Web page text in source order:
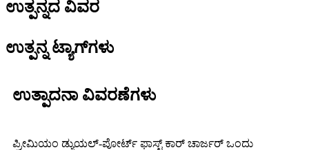
ಉತ್ಪನ್ನದ ವಿವರ
ಉತ್ಪನ್ನ ಟ್ಯಾಗ್‌ಗಳು
ಉತ್ಪಾದನಾ ವಿವರಣೆಗಳು
ಪ್ರೀಮಿಯಂ ಡ್ಯುಯಲ್-ಪೋರ್ಟ್ ಫಾಸ್ಟ್ ಕಾರ್ ಚಾರ್ಜರ್ ಒಂದು